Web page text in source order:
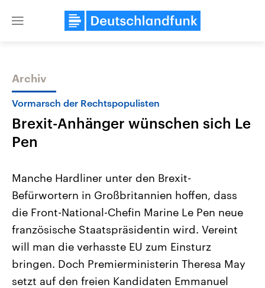
Close
Themen
Landtagswahl Sachsen-Anhalt
2026
Alle Informationen
Sachsen-Anhalt wählt am 6.
September 2026 einen neuen
Landtag. Seit 2021 wird das
Bundesland von einer Koalition aus
CDU, SPD und FDP regiert.-
Umfragen, Prognosen,
USA
Aktuelle Beiträge,
Hintergründe
Wirtschaftlich und
gehören die Vereinigten
den mächtigsten Ländern
mit großem Einfluss auf
aktuelle Weltgeschehen.
Archiv
Vormarsch der Rechtspopulisten
Brexit-Anhänger wünschen sich Le
Pen
Manche Hardliner unter den Brexit-
Befürwortern in Großbritannien hoffen, dass
die Front-National-Chefin Marine Le Pen neue
französische Staatspräsidentin wird. Vereint
will man die verhasste EU zum Einsturz
bringen. Doch Premierministerin Theresa May
setzt auf den freien Kandidaten Emmanuel